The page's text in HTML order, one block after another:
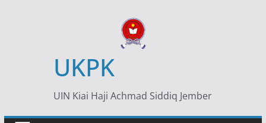
UKPK
UIN Kiai Haji Achmad Siddiq Jember